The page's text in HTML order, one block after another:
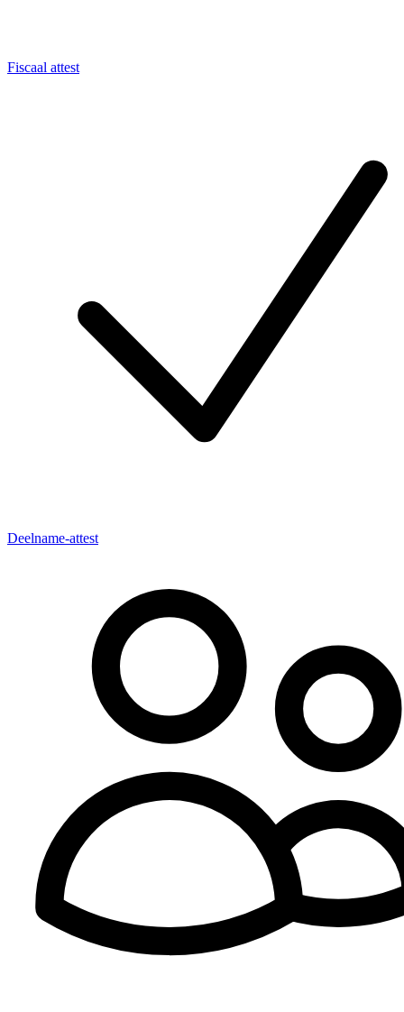
Fiscaal attest
Deelname-attest